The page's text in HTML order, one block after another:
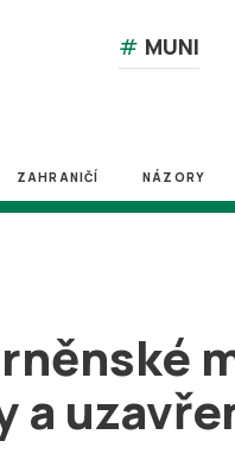
# MUNI
ZAHRANIČÍ NÁZORY
a